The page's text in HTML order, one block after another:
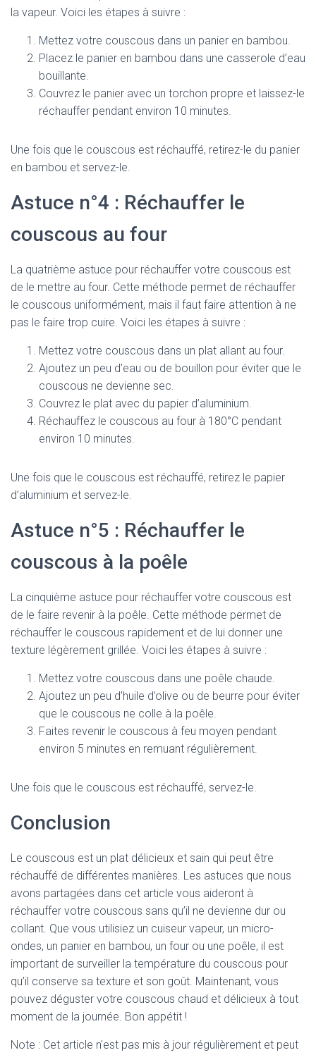
la vapeur. Voici les étapes à suivre :
Mettez votre couscous dans un panier en bambou.
Placez le panier en bambou dans une casserole d’eau
bouillante.
Couvrez le panier avec un torchon propre et laissez-le
réchauffer pendant environ 10 minutes.
Une fois que le couscous est réchauffé, retirez-le du panier
en bambou et servez-le.
Astuce n°4 : Réchauffer le
couscous au four
La quatrième astuce pour réchauffer votre couscous est
de le mettre au four. Cette méthode permet de réchauffer
le couscous uniformément, mais il faut faire attention à ne
pas le faire trop cuire. Voici les étapes à suivre :
Mettez votre couscous dans un plat allant au four.
Ajoutez un peu d’eau ou de bouillon pour éviter que le
couscous ne devienne sec.
Couvrez le plat avec du papier d’aluminium.
Réchauffez le couscous au four à 180°C pendant
environ 10 minutes.
Une fois que le couscous est réchauffé, retirez le papier
d’aluminium et servez-le.
Astuce n°5 : Réchauffer le
couscous à la poêle
La cinquième astuce pour réchauffer votre couscous est
de le faire revenir à la poêle. Cette méthode permet de
réchauffer le couscous rapidement et de lui donner une
texture légèrement grillée. Voici les étapes à suivre :
Mettez votre couscous dans une poêle chaude.
Ajoutez un peu d’huile d’olive ou de beurre pour éviter
que le couscous ne colle à la poêle.
Faites revenir le couscous à feu moyen pendant
environ 5 minutes en remuant régulièrement.
Une fois que le couscous est réchauffé, servez-le.
Conclusion
Le couscous est un plat délicieux et sain qui peut être
réchauffé de différentes manières. Les astuces que nous
avons partagées dans cet article vous aideront à
réchauffer votre couscous sans qu’il ne devienne dur ou
collant. Que vous utilisiez un cuiseur vapeur, un micro-
ondes, un panier en bambou, un four ou une poêle, il est
important de surveiller la température du couscous pour
qu’il conserve sa texture et son goût. Maintenant, vous
pouvez déguster votre couscous chaud et délicieux à tout
moment de la journée. Bon appétit !
Note : Cet article n'est pas mis à jour régulièrement et peut